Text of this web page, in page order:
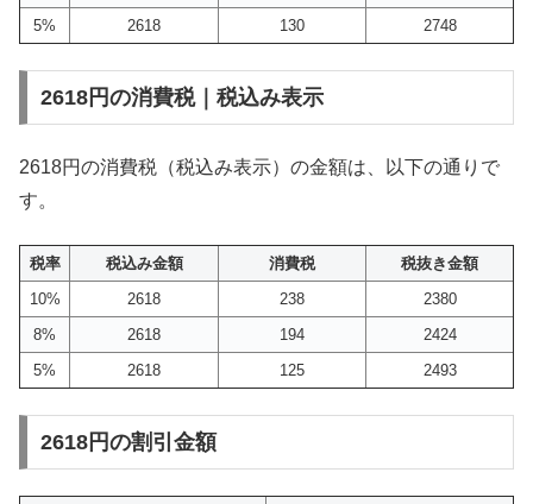
5%
2618 130 2748
2618円の消費税｜税込み表示
2618円の消費税（税込み表示）の金額は、以下の通りで
す。
税率 税込み金額 消費税
税抜き金額
10%
2618 238
2380
8%
2618 194
2424
5%
2618 125 2493
2618円の割引金額